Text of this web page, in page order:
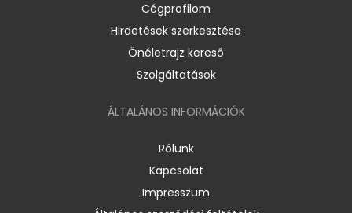
Cégprofilom
Hirdetések szerkesztése
Önéletrajz kereső
Szolgáltatások
ÁLTALÁNOS INFORMÁCIÓK
Rólunk
Kapcsolat
Impresszum